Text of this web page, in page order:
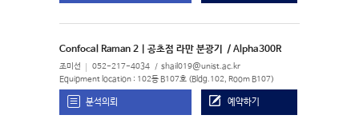
Confocal Raman 2 | 공초점 라만 분광기 / Alpha300R
조미선 052-217-4034 shail019@unist.ac.kr
Equipment location : 102동 B107호 (Bldg.102, Room B107)
분석의뢰 예약하기